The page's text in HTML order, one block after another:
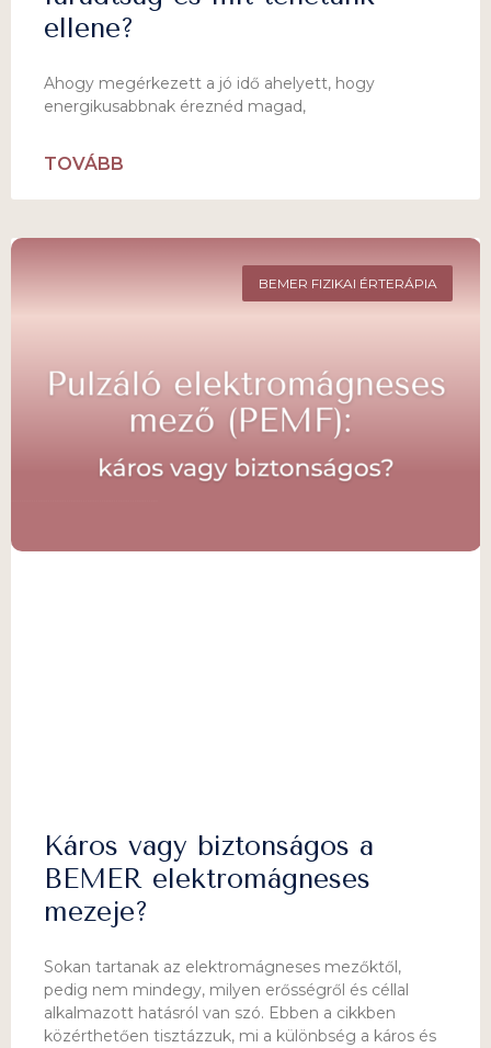
ellene?
Ahogy megérkezett a jó idő ahelyett, hogy
energikusabbnak éreznéd magad,
TOVÁBB
BEMER FIZIKAI ÉRTERÁPIA
Káros vagy biztonságos a
BEMER elektromágneses
mezeje?
Sokan tartanak az elektromágneses mezőktől,
pedig nem mindegy, milyen erősségről és céllal
alkalmazott hatásról van szó. Ebben a cikkben
közérthetően tisztázzuk, mi a különbség a káros és